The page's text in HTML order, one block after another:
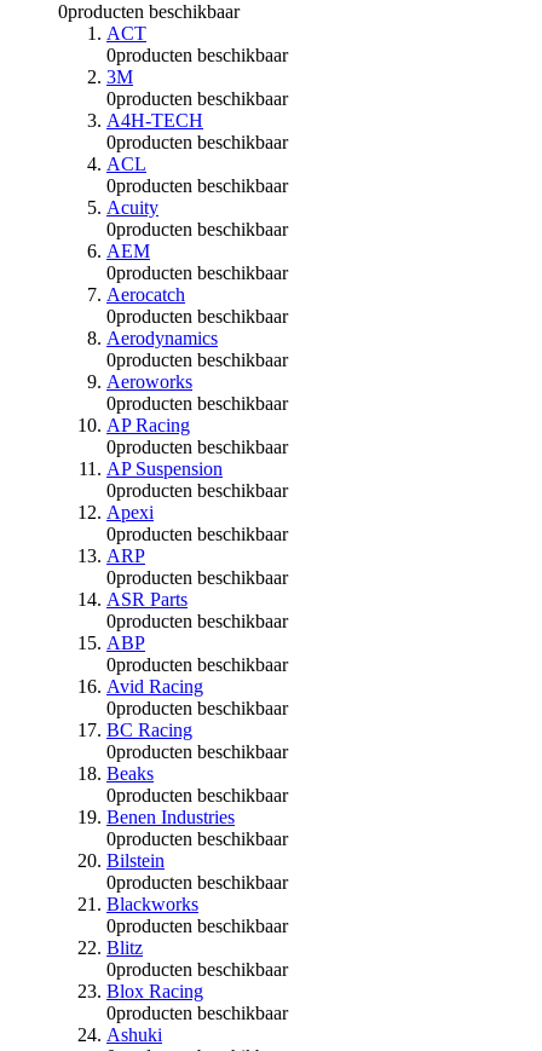
0producten beschikbaar
ACT
0producten beschikbaar
3M
0producten beschikbaar
A4H-TECH
0producten beschikbaar
ACL
0producten beschikbaar
Acuity
0producten beschikbaar
AEM
0producten beschikbaar
Aerocatch
0producten beschikbaar
Aerodynamics
0producten beschikbaar
Aeroworks
0producten beschikbaar
AP Racing
0producten beschikbaar
AP Suspension
0producten beschikbaar
Apexi
0producten beschikbaar
ARP
0producten beschikbaar
ASR Parts
0producten beschikbaar
ABP
0producten beschikbaar
Avid Racing
0producten beschikbaar
BC Racing
0producten beschikbaar
Beaks
0producten beschikbaar
Benen Industries
0producten beschikbaar
Bilstein
0producten beschikbaar
Blackworks
0producten beschikbaar
Blitz
0producten beschikbaar
Blox Racing
0producten beschikbaar
Ashuki